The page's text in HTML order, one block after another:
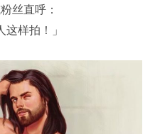
丝直呼：
这样拍！」